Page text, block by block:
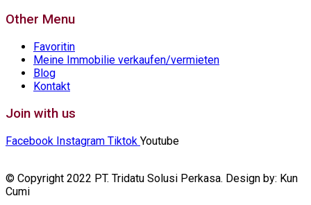
Other Menu
Favoritin
Meine Immobilie verkaufen/vermieten
Blog
Kontakt
Join with us
Facebook Instagram Tiktok Youtube
© Copyright 2022 PT. Tridatu Solusi Perkasa. Design by: Kun
Cumi